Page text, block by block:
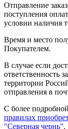
Отправление
поступления
условии наличия
Время и место
Покупателем.
В случае если
ответственность
территории
отправления в
С более
правилах
"Северная чернь".